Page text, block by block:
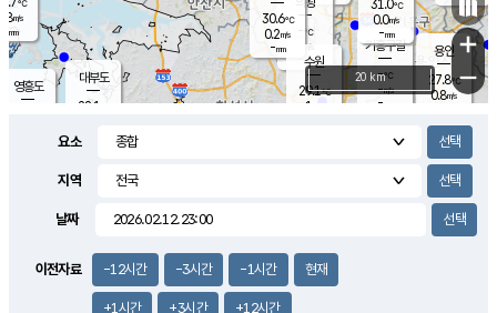
℃
m/s
mm
영흥도
용인
27.8℃
0.8m/s
0.0m/s
대부도
28.1
- ℃
m/s
mm
기흥구갈
-℃
-m/s
-
30.6℃
0.2m/s
-mm
31.0℃
0.0m/s
-mm
수원
29.1℃
1 m/s
+
−
20 km
요소
지역
날짜
이전자료 -12시간 -3시간 -1시간 현재
+1시간 +3시간 +12시간